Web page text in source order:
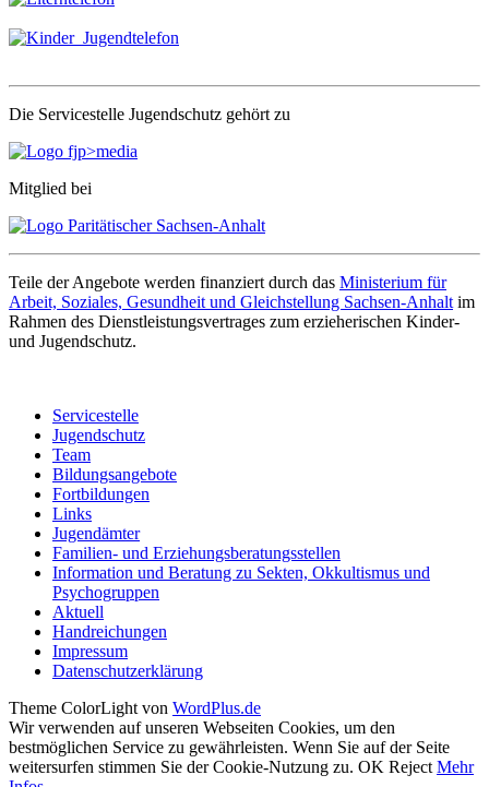
Die Servicestelle Jugendschutz gehört zu
Mitglied bei
Teile der Angebote werden finanziert durch das Ministerium für
Arbeit, Soziales, Gesundheit und Gleichstellung Sachsen-Anhalt im
Rahmen des Dienstleistungsvertrages zum erzieherischen Kinder-
und Jugendschutz.
Servicestelle
Jugendschutz
Team
Bildungsangebote
Fortbildungen
Links
Jugendämter
Familien- und Erziehungsberatungsstellen
Information und Beratung zu Sekten, Okkultismus und
Psychogruppen
Aktuell
Handreichungen
Impressum
Datenschutzerklärung
Theme ColorLight von WordPlus.de
Wir verwenden auf unseren Webseiten Cookies, um den
bestmöglichen Service zu gewährleisten. Wenn Sie auf der Seite
weitersurfen stimmen Sie der Cookie-Nutzung zu. OK Reject Mehr